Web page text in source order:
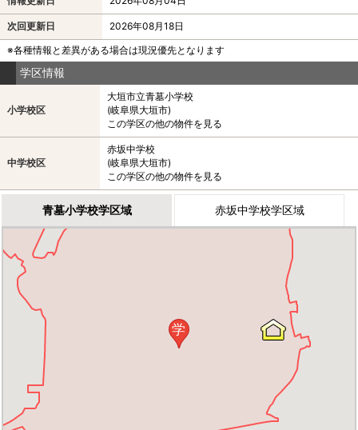
次回更新日
2026年08月18日
※各種情報と差異がある場合は現況優先となります
学区情報
小学校区
大垣市立青墓小学校
(岐阜県大垣市)
この学区の他の物件を見る
中学校区
赤坂中学校
(岐阜県大垣市)
この学区の他の物件を見る
青墓小学校学区域 赤坂中学校学区域
学